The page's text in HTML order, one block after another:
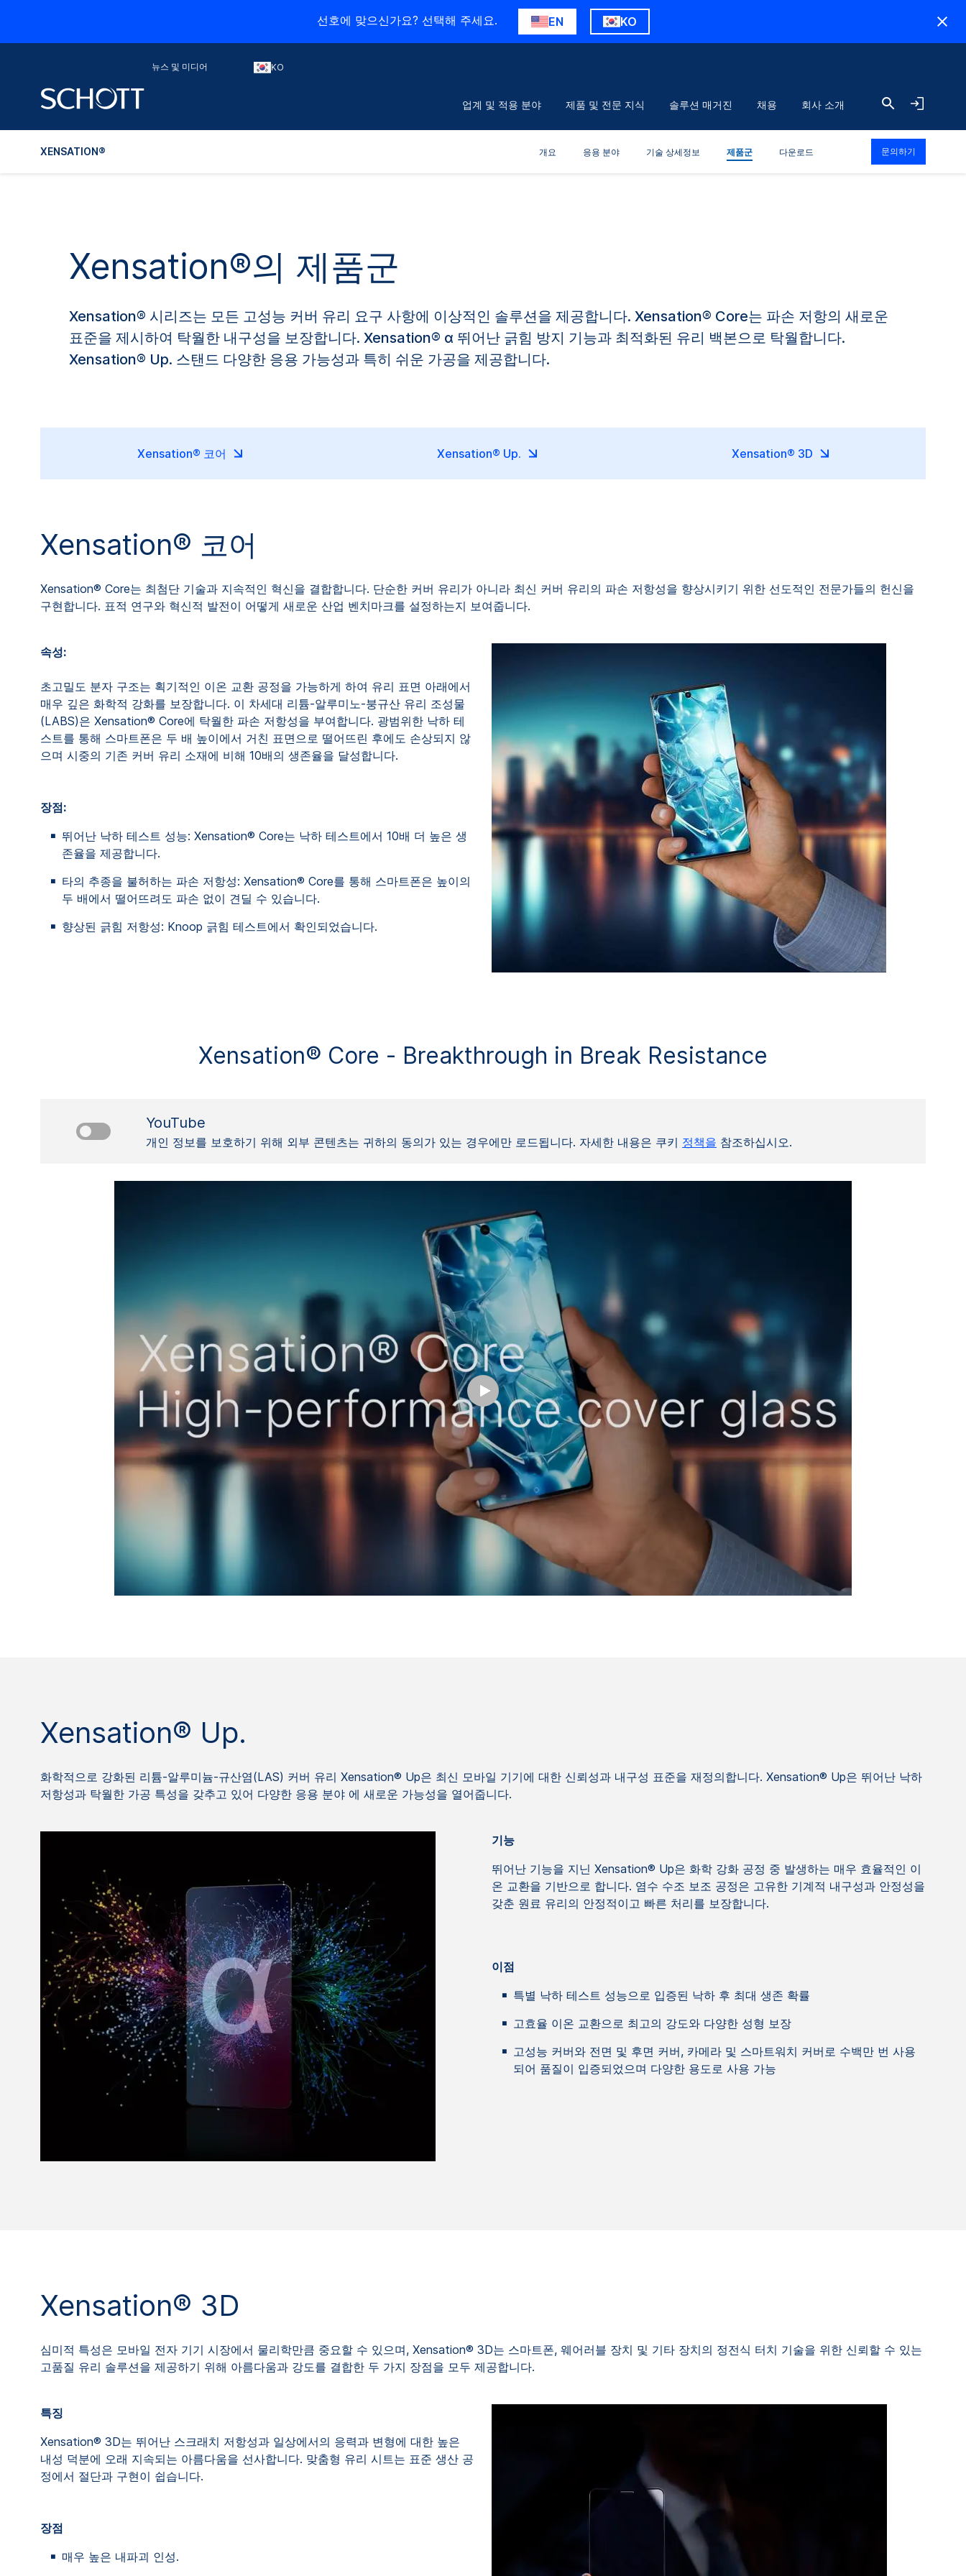
선호에 맞으신가요? 선택해 주세요. EN KO
뉴스 및 미디어 KO
업계 및 적용 분야 제품 및 전문 지식 솔루션 매거진 채용 회사 소개
XENSATION® 개요 응용 분야 기술 상세정보 제품군 다운로드 문의하기
Xensation®의 제품군
Xensation® 시리즈는 모든 고성능 커버 유리 요구 사항에 이상적인 솔루션을 제공합니다. Xensation® Core는 파손 저항의 새로운
표준을 제시하여 탁월한 내구성을 보장합니다. Xensation® α 뛰어난 긁힘 방지 기능과 최적화된 유리 백본으로 탁월합니다.
Xensation® Up. 스탠드 다양한 응용 가능성과 특히 쉬운 가공을 제공합니다.
Xensation® 코어 Xensation® Up. Xensation® 3D
Xensation® 코어
Xensation® Core는 최첨단 기술과 지속적인 혁신을 결합합니다. 단순한 커버 유리가 아니라 최신 커버 유리의 파손 저항성을 향상시키기 위한 선도적인 전문가들의 헌신을
구현합니다. 표적 연구와 혁신적 발전이 어떻게 새로운 산업 벤치마크를 설정하는지 보여줍니다.
속성:
초고밀도 분자 구조는 획기적인 이온 교환 공정을 가능하게 하여 유리 표면 아래에서
매우 깊은 화학적 강화를 보장합니다. 이 차세대 리튬-알루미노-붕규산 유리 조성물
(LABS)은 Xensation® Core에 탁월한 파손 저항성을 부여합니다. 광범위한 낙하 테
스트를 통해 스마트폰은 두 배 높이에서 거친 표면으로 떨어뜨린 후에도 손상되지 않
으며 시중의 기존 커버 유리 소재에 비해 10배의 생존율을 달성합니다.
장점:
뛰어난 낙하 테스트 성능: Xensation® Core는 낙하 테스트에서 10배 더 높은 생
존율을 제공합니다.
타의 추종을 불허하는 파손 저항성: Xensation® Core를 통해 스마트폰은 높이의
두 배에서 떨어뜨려도 파손 없이 견딜 수 있습니다.
향상된 긁힘 저항성: Knoop 긁힘 테스트에서 확인되었습니다.
Xensation® Core - Breakthrough in Break Resistance
YouTube
개인 정보를 보호하기 위해 외부 콘텐츠는 귀하의 동의가 있는 경우에만 로드됩니다. 자세한 내용은 쿠키 정책을 참조하십시오.
Xensation® Up.
화학적으로 강화된 리튬-알루미늄-규산염(LAS) 커버 유리 Xensation® Up은 최신 모바일 기기에 대한 신뢰성과 내구성 표준을 재정의합니다. Xensation® Up은 뛰어난 낙하
저항성과 탁월한 가공 특성을 갖추고 있어 다양한 응용 분야 에 새로운 가능성을 열어줍니다.
기능
뛰어난 기능을 지닌 Xensation® Up은 화학 강화 공정 중 발생하는 매우 효율적인 이
온 교환을 기반으로 합니다. 염수 수조 보조 공정은 고유한 기계적 내구성과 안정성을
갖춘 원료 유리의 안정적이고 빠른 처리를 보장합니다.
이점
특별 낙하 테스트 성능으로 입증된 낙하 후 최대 생존 확률
고효율 이온 교환으로 최고의 강도와 다양한 성형 보장
고성능 커버와 전면 및 후면 커버, 카메라 및 스마트워치 커버로 수백만 번 사용
되어 품질이 입증되었으며 다양한 용도로 사용 가능
Xensation® 3D
심미적 특성은 모바일 전자 기기 시장에서 물리학만큼 중요할 수 있으며, Xensation® 3D는 스마트폰, 웨어러블 장치 및 기타 장치의 정전식 터치 기술을 위한 신뢰할 수 있는
고품질 유리 솔루션을 제공하기 위해 아름다움과 강도를 결합한 두 가지 장점을 모두 제공합니다.
특징
Xensation® 3D는 뛰어난 스크래치 저항성과 일상에서의 응력과 변형에 대한 높은
내성 덕분에 오래 지속되는 아름다움을 선사합니다. 맞춤형 유리 시트는 표준 생산 공
정에서 절단과 구현이 쉽습니다.
장점
매우 높은 내파괴 인성.